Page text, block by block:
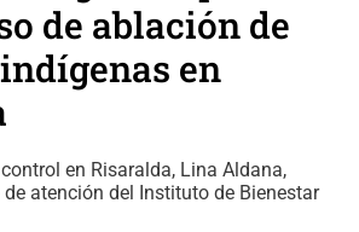
de ablación de
en
en Risaralda, Lina Aldana,
atención del Instituto de Bienestar